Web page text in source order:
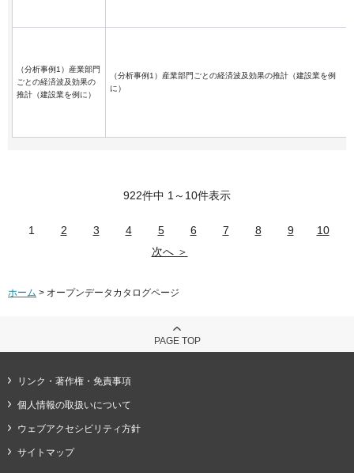
（分析事例1）産業部門
ごとの経済波及効果の
推計（建設業を例に）
（分析事例1）産業部門ごとの経済波及効果の推計（建設業を例
に）
922件中 1～10件表示
1 2 3 4 5 6 7 8 9
10
次へ ＞
ホーム > オープンデータカタログページ
PAGE TOP
リンク・著作権・免責事項
個人情報の取扱いについて
ウェブアクセシビリティ方針
サイトマップ